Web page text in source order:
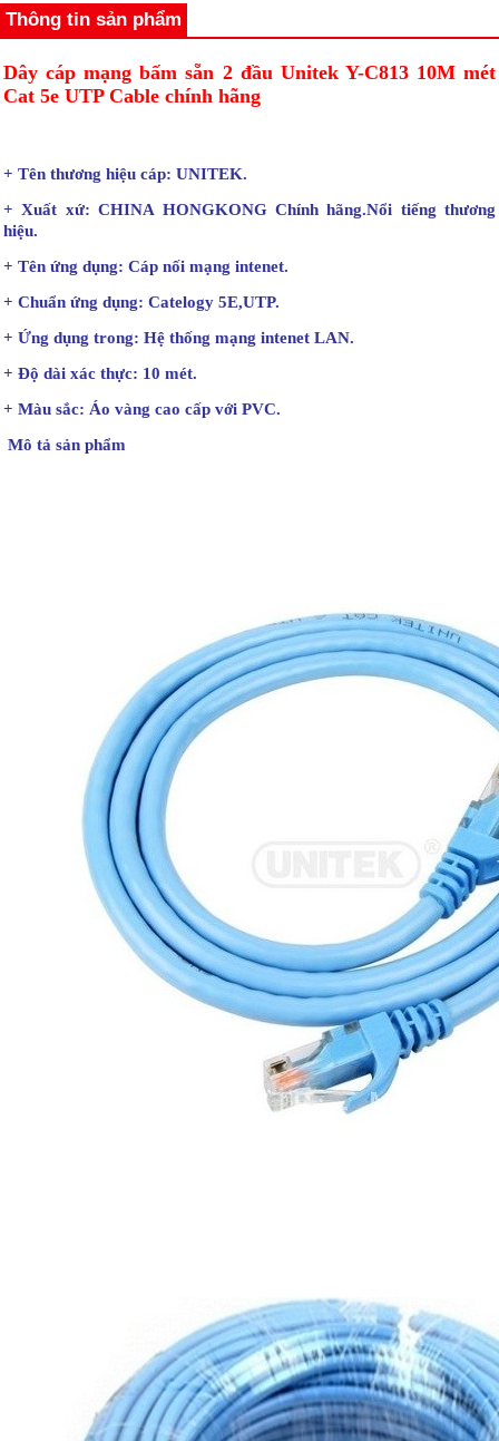
Thông tin sản phẩm
Dây cáp mạng bấm sẵn 2 đầu Unitek Y-C813 10M mét
Cat 5e UTP Cable chính hãng
+ Tên thương hiệu cáp: UNITEK.
+ Xuất xứ: CHINA HONGKONG Chính hãng.Nổi tiếng thương
hiệu.
+ Tên ứng dụng: Cáp nối mạng intenet.
+ Chuẩn ứng dụng: Catelogy 5E,UTP.
+ Ứng dụng trong: Hệ thống mạng intenet LAN.
+ Độ dài xác thực: 10 mét.
+ Màu sắc: Áo vàng cao cấp với PVC.
Mô tả sản phẩm